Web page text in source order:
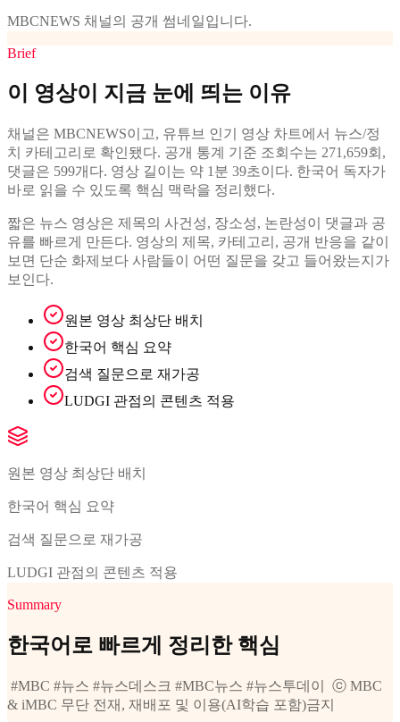
MBCNEWS 채널의 공개 썸네일입니다.
Brief
이 영상이 지금 눈에 띄는 이유
채널은 MBCNEWS이고, 유튜브 인기 영상 차트에서 뉴스/정
치 카테고리로 확인됐다. 공개 통계 기준 조회수는 271,659회,
댓글은 599개다. 영상 길이는 약 1분 39초이다. 한국어 독자가
바로 읽을 수 있도록 핵심 맥락을 정리했다.
짧은 뉴스 영상은 제목의 사건성, 장소성, 논란성이 댓글과 공
유를 빠르게 만든다. 영상의 제목, 카테고리, 공개 반응을 같이
보면 단순 화제보다 사람들이 어떤 질문을 갖고 들어왔는지가
보인다.
원본 영상 최상단 배치
한국어 핵심 요약
검색 질문으로 재가공
LUDGI 관점의 콘텐츠 적용
원본 영상 최상단 배치
한국어 핵심 요약
검색 질문으로 재가공
LUDGI 관점의 콘텐츠 적용
Summary
한국어로 빠르게 정리한 핵심
ㅤ #MBC #뉴스 #뉴스데스크 #MBC뉴스 #뉴스투데이 ㅤ ⓒ MBC
& iMBC 무단 전재, 재배포 및 이용(AI학습 포함)금지